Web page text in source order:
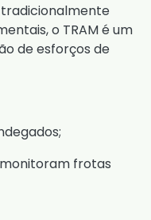
o TRAM é um
de esforços de
frotas